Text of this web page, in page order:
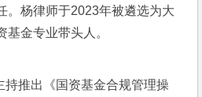
。杨律师于2023年被遴选为大
基金专业带头人。
持推出《国资基金合规管理操